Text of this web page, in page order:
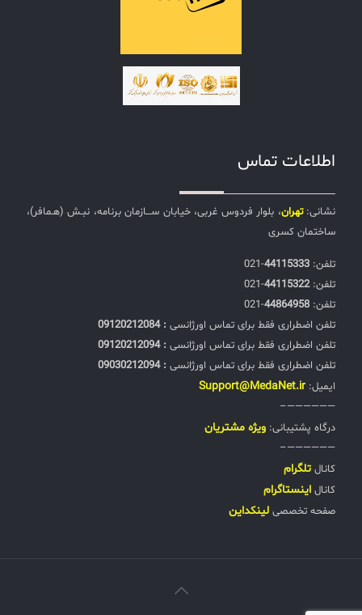
اطلاعات تماس
نشانی:تهران، بلوار فردوس غربی، خیابان ســـازمان برنامه، نبـش (هـمافر)،
ساختمان کسری
تلفن:‌ 44115333
-021
تلفن:‌44115322
-021
تلفن:‌ 44864958
-021
تلفن اضطراری فقط برای تماس اورژانسی : 09120212084
تلفن اضطراری فقط برای تماس اورژانسی : 09120212094
تلفن اضطراری فقط برای تماس اورژانسی : 09030212094
ایمیل: Support@MedaNet.ir
——————–
درگاه پشتیبانی: ويژه مشتریان
——————–
کانال تلگرام
کانال اینستاگرام
صفحه تخصصی لینکداین